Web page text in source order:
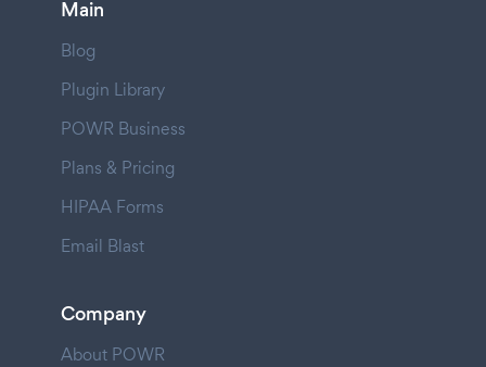
Main
Blog
Plugin Library
POWR Business
Plans & Pricing
HIPAA Forms
Email Blast
Company
About POWR